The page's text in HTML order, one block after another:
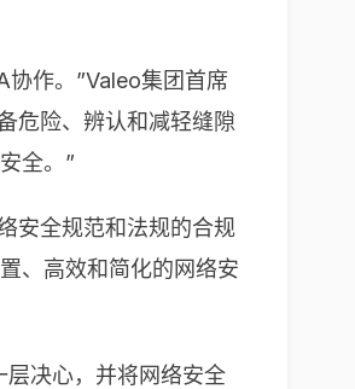
作。”Valeo集团首席
危险、辨认和减轻缝隙
全。”
安全规范和法规的合规
、高效和简化的网络安
决心，并将网络安全